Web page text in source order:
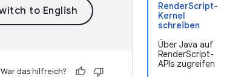
RenderScript-
Kernel
schreiben
Über Java auf
RenderScript-
APIs zugreifen
War das hilfreich?